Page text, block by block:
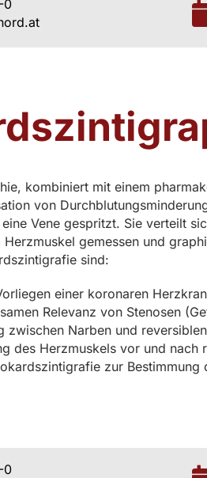
0
kombiniert mit einem
von
Vene gespritzt. Sie verteilt
gemessen und
sind:
einer koronaren
Relevanz von Stenosen
zwischen Narben und
des Herzmuskels vor und nach
zur
0